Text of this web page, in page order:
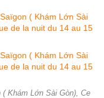
Khám Lớn Sài Gòn), Ce